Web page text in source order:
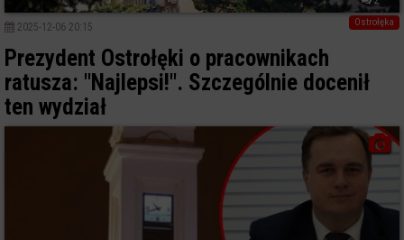
Ostrołęka
2025-12-06 20:15
Prezydent Ostrołęki o pracownikach
ratusza: "Najlepsi!". Szczególnie docenił
ten wydział